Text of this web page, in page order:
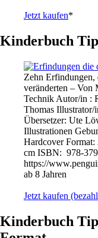
Jetzt kaufen*
Kinderbuch
Zehn Erfindungen,
veränderten – Von
Technik Autor/in :
Thomas Illustrator/
Übersetzer: Ute
Illustrationen
Hardcover
cm ISBN: ‎ 978-
https://
ab 8 Jahren
Jetzt kaufen
Kinderbuch